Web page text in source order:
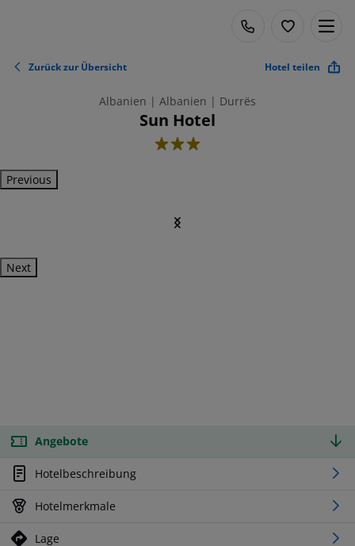
Zurück zur Übersicht Hotel teilen
Albanien | Albanien | Durrës
Sun Hotel
3
Previous
Next
Angebote
Hotelbeschreibung
Hotelmerkmale
Lage